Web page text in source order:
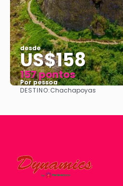
desde
US$158
157 pontos
Por pessoa
DESTINO:Chachapoyas